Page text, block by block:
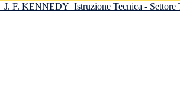
J. F. KENNEDY Istruzione Tecnica -